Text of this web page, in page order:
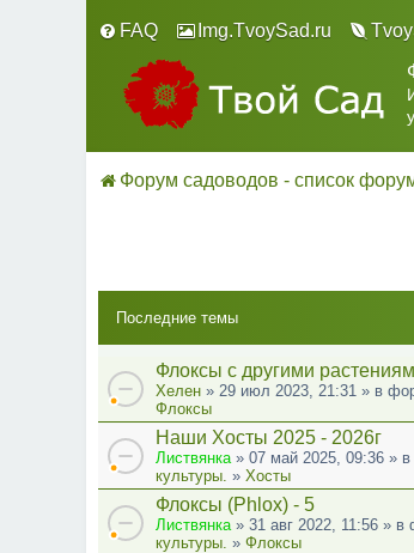
FAQ Img.TvoySad.ru
Форум садоводов - список
Последние темы
Флоксы с другими
Хелен » 29 июл 2023, 21:31 » в
Флоксы
Наши Хосты 2025 - 2026г
Листвянка » 07 май 2025, 09:36 »
культуры. » Хосты
Флоксы (Phlox) - 5
Листвянка » 31 авг 2022, 11:56 » в
культуры. » Флоксы